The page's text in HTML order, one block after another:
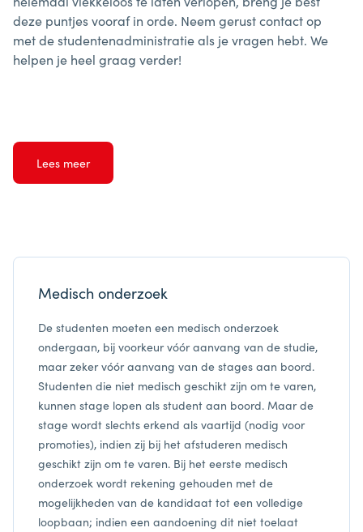
deze puntjes vooraf in orde. Neem gerust contact op
met de studentenadministratie als je vragen hebt. We
helpen je heel graag verder!
Lees meer
Medisch onderzoek
De studenten moeten een medisch onderzoek
ondergaan, bij voorkeur vóór aanvang van de studie,
maar zeker vóór aanvang van de stages aan boord.
Studenten die niet medisch geschikt zijn om te varen,
kunnen stage lopen als student aan boord. Maar de
stage wordt slechts erkend als vaartijd (nodig voor
promoties), indien zij bij het afstuderen medisch
geschikt zijn om te varen. Bij het eerste medisch
onderzoek wordt rekening gehouden met de
mogelijkheden van de kandidaat tot een volledige
loopbaan; indien een aandoening dit niet toelaat